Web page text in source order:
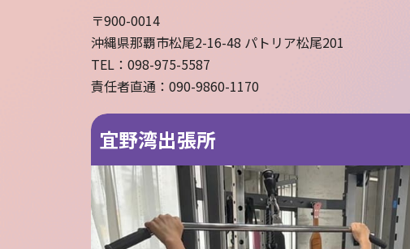
〒900-0014
沖縄県那覇市松尾2-16-48 パトリア松尾201
TEL：098-975-5587
責任者直通：090-9860-1170
宜野湾出張所